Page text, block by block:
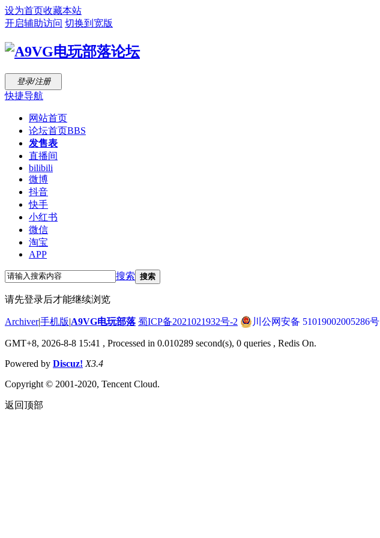
设为首页收藏本站
开启辅助访问 切换到宽版
登录/注册
快捷导航
网站首页
论坛首页BBS
发售表
直播间
bilibili
微博
抖音
快手
小红书
微信
淘宝
APP
搜索 搜索
请先登录后才能继续浏览
Archiver|手机版|A9VG电玩部落 蜀ICP备2021021932号-2 川公网安备 51019002005286号
GMT+8, 2026-8-8 15:41 , Processed in 0.010289 second(s), 0 queries , Redis On.
Powered by Discuz! X3.4
Copyright © 2001-2020, Tencent Cloud.
返回顶部